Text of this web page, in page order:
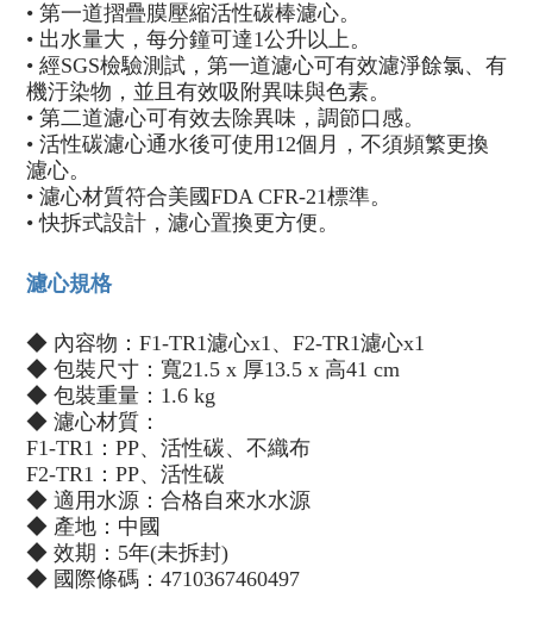
• 第一道摺疊膜壓縮活性碳棒濾心。
• 出水量大，每分鐘可達1公升以上。
• 經SGS檢驗測試，第一道濾心可有效濾淨餘氯、有
機汙染物，並且有效吸附異味與色素。
• 第二道濾心可有效去除異味，調節口感。
• 活性碳濾心通水後可使用12個月，不須頻繁更換
濾心。
• 濾心材質符合美國FDA CFR-21標準。
• 快拆式設計，濾心置換更方便。
濾心規格
◆ 內容物：F1-TR1濾心x1、F2-TR1濾心x1
◆ 包裝尺寸：寬21.5 x 厚13.5 x 高41 cm
◆ 包裝重量：1.6 kg
◆ 濾心材質：
F1-TR1：PP、活性碳、不織布
F2-TR1：PP、活性碳
◆ 適用水源：合格自來水水源
◆ 產地：中國
◆ 效期：5年(未拆封)
◆ 國際條碼：4710367460497